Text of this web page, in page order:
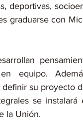
deportivas,
graduarse con
equipo.
su proyecto
se instalará
la Unión.